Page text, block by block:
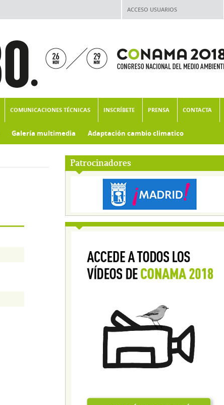
ACCESO USUARIOS
COMUNICACIONES TÉCNICAS INSCRÍBETE PRENSA CONTACTA
Galería multimedia Adaptación cambio climatico
Patrocinadores